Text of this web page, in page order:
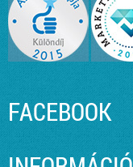
FACEBOOK